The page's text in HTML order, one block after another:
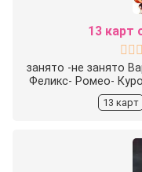
13 карт
занято -не занято
Феликс- Ромео-
13 карт